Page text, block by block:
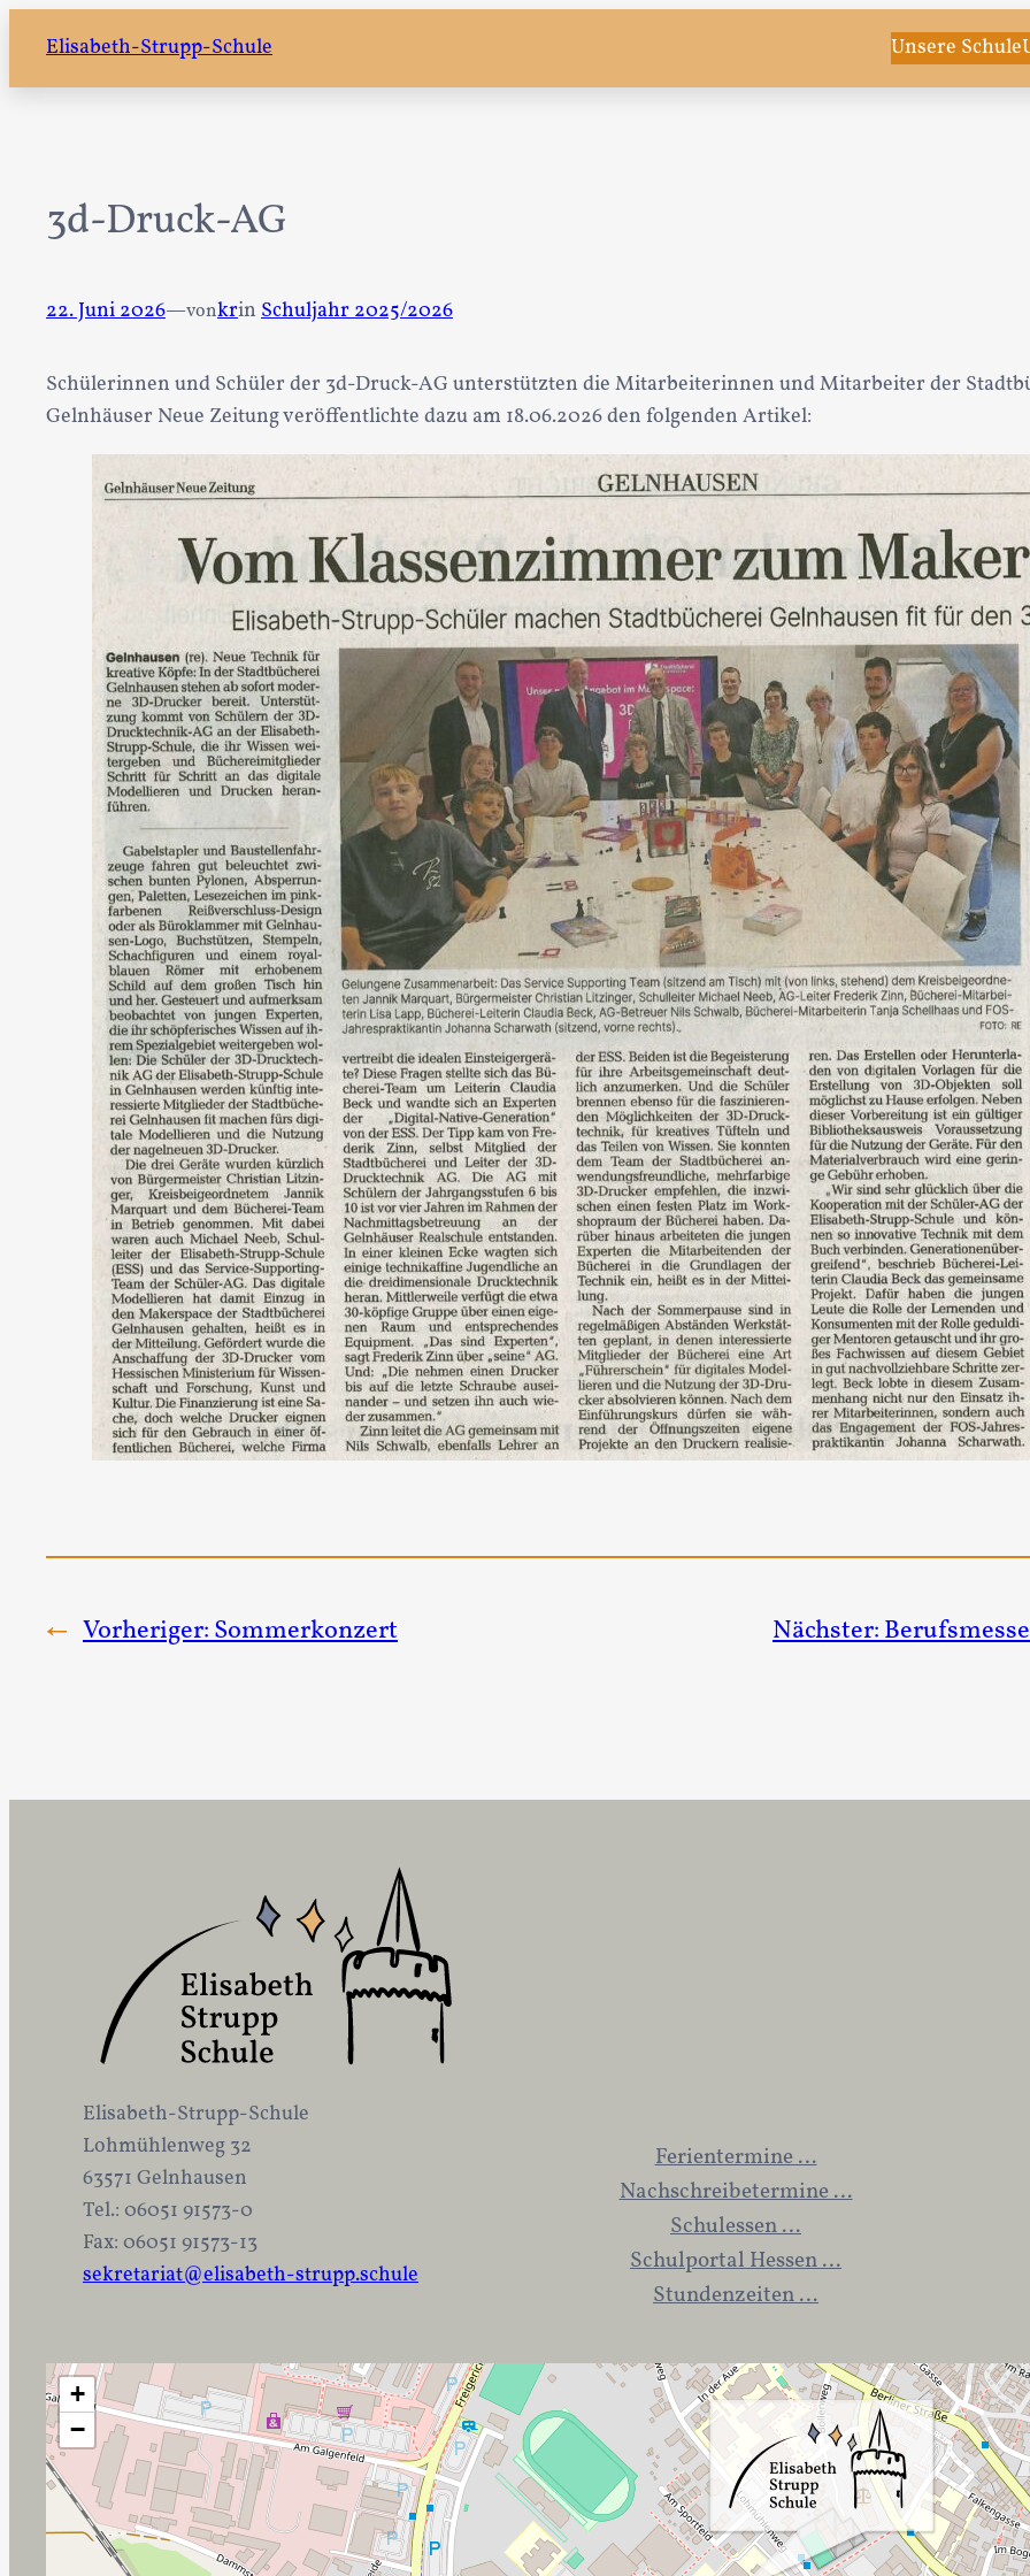
Inhalt
springen
Elisabeth-Strupp-Schule Unsere Schule
3d-Druck-AG
22. Juni 2026—vonkrin Schuljahr 2025/2026
Schülerinnen und Schüler der 3d-Druck-AG unterstützten die Mitarbeiterinnen und Mitarbeiter der
Gelnhäuser Neue Zeitung veröffentlichte dazu am 18.06.2026 den folgenden Artikel:
← Vorheriger:Sommerkonzert Nächster:
Elisabeth-Strupp-Schule
Lohmühlenweg 32
63571 Gelnhausen
Tel.: 06051 91573-0
Fax: 06051 91573-13
sekretariat@elisabeth-strupp.schule
Ferientermine …
Nachschreibetermine …
Schulessen …
Schulportal Hessen …
Stundenzeiten …
+
−